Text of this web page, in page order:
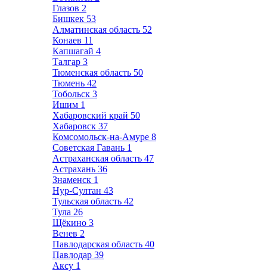
Глазов 2
Бишкек 53
Алматинская область 52
Конаев 11
Капшагай 4
Талгар 3
Тюменская область 50
Тюмень 42
Тобольск 3
Ишим 1
Хабаровский край 50
Хабаровск 37
Комсомольск-на-Амуре 8
Советская Гавань 1
Астраханская область 47
Астрахань 36
Знаменск 1
Нур-Султан 43
Тульская область 42
Тула 26
Щёкино 3
Венев 2
Павлодарская область 40
Павлодар 39
Аксу 1